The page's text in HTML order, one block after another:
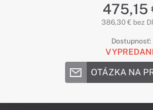
475,15
386,30 € bez
Dostupnosť:
OTÁZKA NA